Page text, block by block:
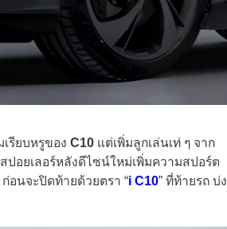
รียบหรูของ C10 แต่เพิ่มลูกเล่นเท่ ๆ จาก
อยเลอร์หลังดีไซน์ใหม่เพิ่มความสปอร์ต
อนจะปิดท้ายด้วยตรา “i C10” ที่ท้ายรถ บ่ง